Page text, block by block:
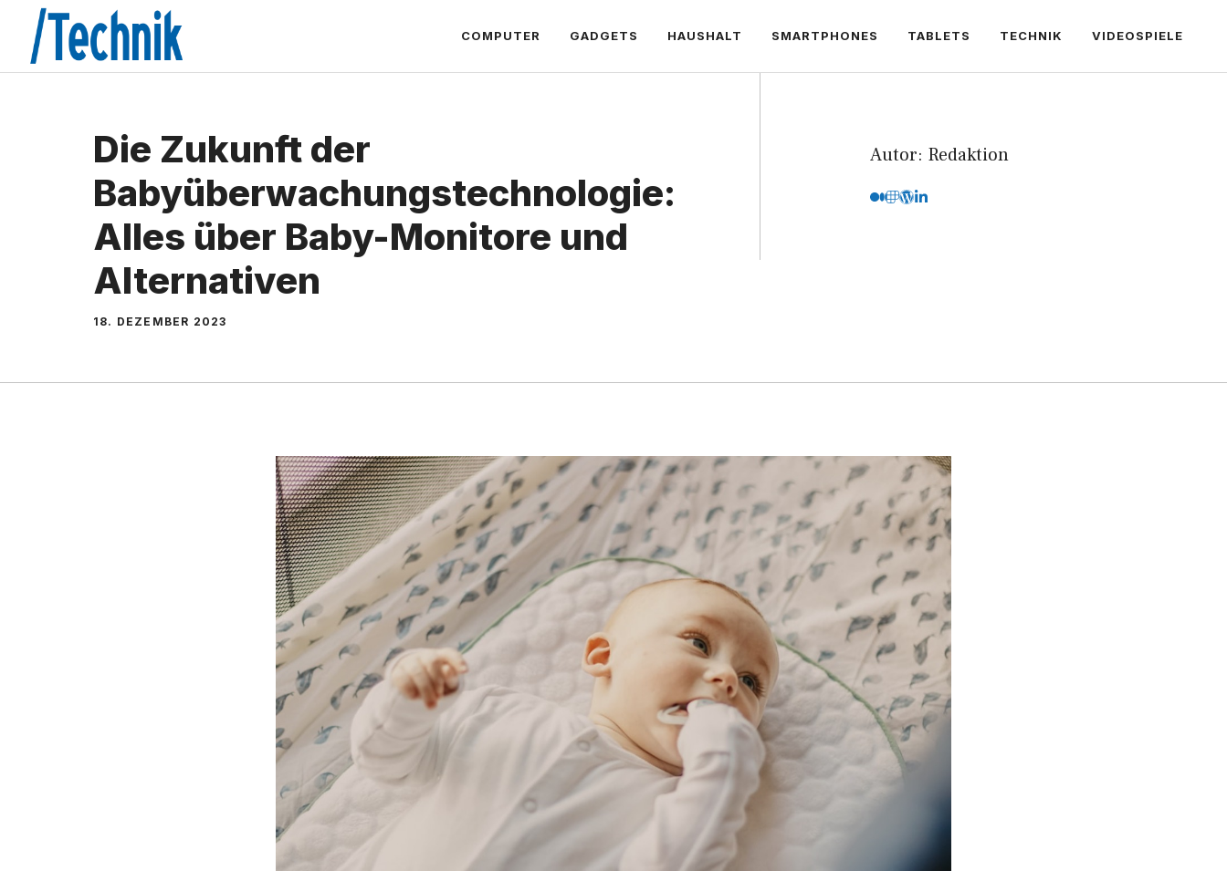
Inhalt
springen
COMPUTER GADGETS HAUSHALT SMARTPHONES TABLETS TECHNIK VIDEOSPIELE
Die Zukunft der
Babyüberwachungstechnologie:
Alles über Baby-Monitore und
Alternativen
18. DEZEMBER 2023
Autor: Redaktion